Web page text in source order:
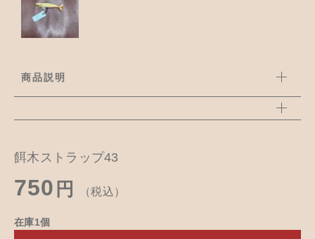
商品説明
餌木ストラップ43
750 円 （税込）
在庫1個